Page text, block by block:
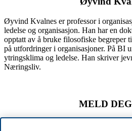
Øyvind Kvalnes er professor i
ledelse og organisasjon. Han har en
opptatt av å bruke filosofiske begreper
på utfordringer i organisasjoner. På BI
ytringsklima og ledelse. Han skriver
Næringsliv.
MELD